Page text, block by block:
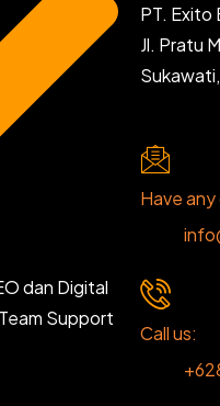
dan Digital
Support
PT. Exito
Jl. Pratu
Have
Call us: